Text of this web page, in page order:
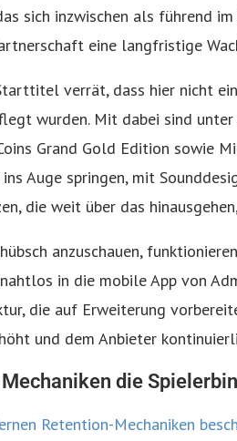
sich inzwischen als führend
eine langfristige
verrät, dass hier nicht
wurden. Mit dabei sind
Grand Gold Edition sowie
Auge springen, mit
die weit über das
anzuschauen,
in die mobile App von
die auf Erweiterung
und dem Anbieter
die
Retention-Mechaniken